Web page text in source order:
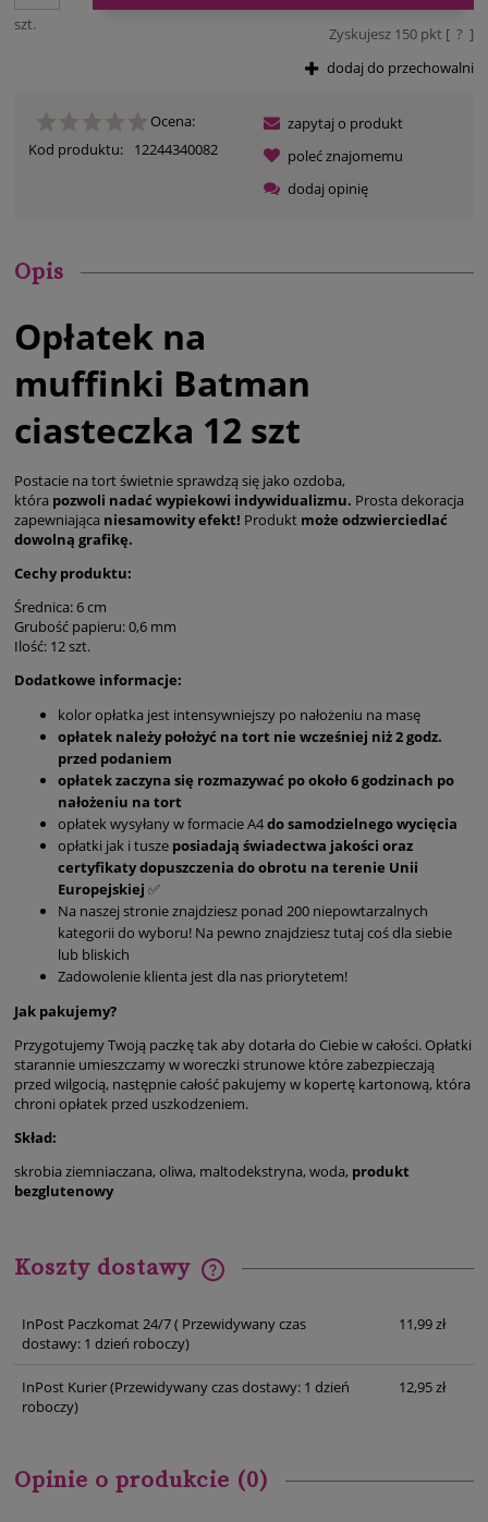
szt. Zyskujesz 150pkt [ ? ]
dodaj do przechowalni
Ocena:
Kod produktu:
12244340082
zapytaj o produkt
poleć znajomemu
dodaj opinię
Opis
Opłatek na
muffinki Batman
ciasteczka 12 szt
Postacie na tort świetnie sprawdzą się jako ozdoba,
która pozwoli nadać wypiekowi indywidualizmu. Prosta dekoracja
zapewniająca niesamowity efekt! Produkt może odzwierciedlać
dowolną grafikę.
Cechy produktu:
Średnica: 6 cm
Grubość papieru: 0,6 mm
Ilość: 12 szt.
Dodatkowe informacje:
kolor opłatka jest intensywniejszy po nałożeniu na masę
opłatek należy położyć na tort nie wcześniej niż 2 godz.
przed podaniem
opłatek zaczyna się rozmazywać po około 6 godzinach po
nałożeniu na tort
opłatek wysyłany w formacie A4do samodzielnego wycięcia
opłatki jak i tusze posiadają świadectwa jakości oraz
certyfikaty dopuszczenia do obrotu na terenie Unii
Europejskiej ✅
Na naszej stronie znajdziesz ponad 200 niepowtarzalnych
kategorii do wyboru! Na pewno znajdziesz tutaj coś dla siebie
lub bliskich
Zadowolenie klienta jest dla nas priorytetem!
Jak pakujemy?
Przygotujemy Twoją paczkę tak aby dotarła do Ciebie w całości. Opłatki
starannie umieszczamy w woreczki strunowe które zabezpieczają
przed wilgocią, następnie całość pakujemy w kopertę kartonową, która
chroni opłatek przed uszkodzeniem.
Skład:
skrobia ziemniaczana, oliwa, maltodekstryna, woda, produkt
bezglutenowy
Koszty dostawy
InPost Paczkomat 24/7( Przewidywany czas
dostawy: 1 dzień roboczy)
11,99 zł
InPost Kurier(Przewidywany czas dostawy: 1 dzień
roboczy)
12,95 zł
Opinie o produkcie (0)